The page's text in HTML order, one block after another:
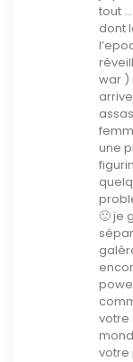
tout
dont
war )
une
🙂 je
votre
votre